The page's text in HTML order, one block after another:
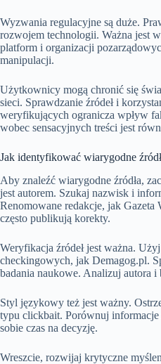
Wyzwania regulacyjne są duże.
rozwojem technologii. Ważna jest
platform i organizacji
manipulacji.
Użytkownicy mogą chronić się
sieci. Sprawdzanie źródeł i
weryfikujących ogranicza wpływ
wobec sensacyjnych treści jest
Jak identyfikować wiarygodne
Aby znaleźć wiarygodne źródła,
jest autorem. Szukaj nazwisk i
Renomowane redakcje, jak Gazeta
często publikują korekty.
Weryfikacja źródeł jest ważna.
checkingowych, jak Demagog.pl.
badania naukowe. Analizuj autora
Styl językowy też jest ważny.
typu clickbait. Porównuj
sobie czas na decyzję.
Wreszcie, rozwijaj krytyczne